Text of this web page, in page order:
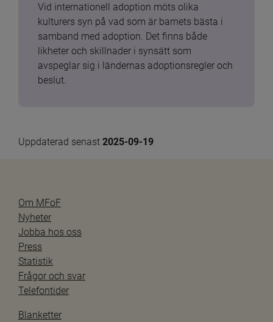
Vid internationell adoption möts olika
kulturers syn på vad som är barnets bästa i
samband med adoption. Det finns både
likheter och skillnader i synsätt som
avspeglar sig i ländernas adoptionsregler och
beslut.
Uppdaterad senast 2025-09-19
Om MFoF
Nyheter
Jobba hos oss
Press
Statistik
Frågor och svar
Telefontider
Blanketter